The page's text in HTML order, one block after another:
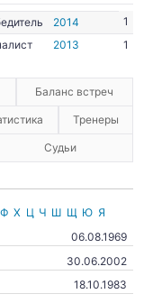
2014
1
2013 1
Баланс встреч
Тренеры
Судьи
Ф Х Ц Ч Ш Щ Ю Я
06.08.1969
30.06.2002
18.10.1983